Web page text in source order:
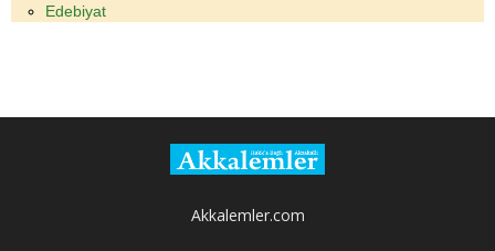
Edebiyat
Akkalemler.com